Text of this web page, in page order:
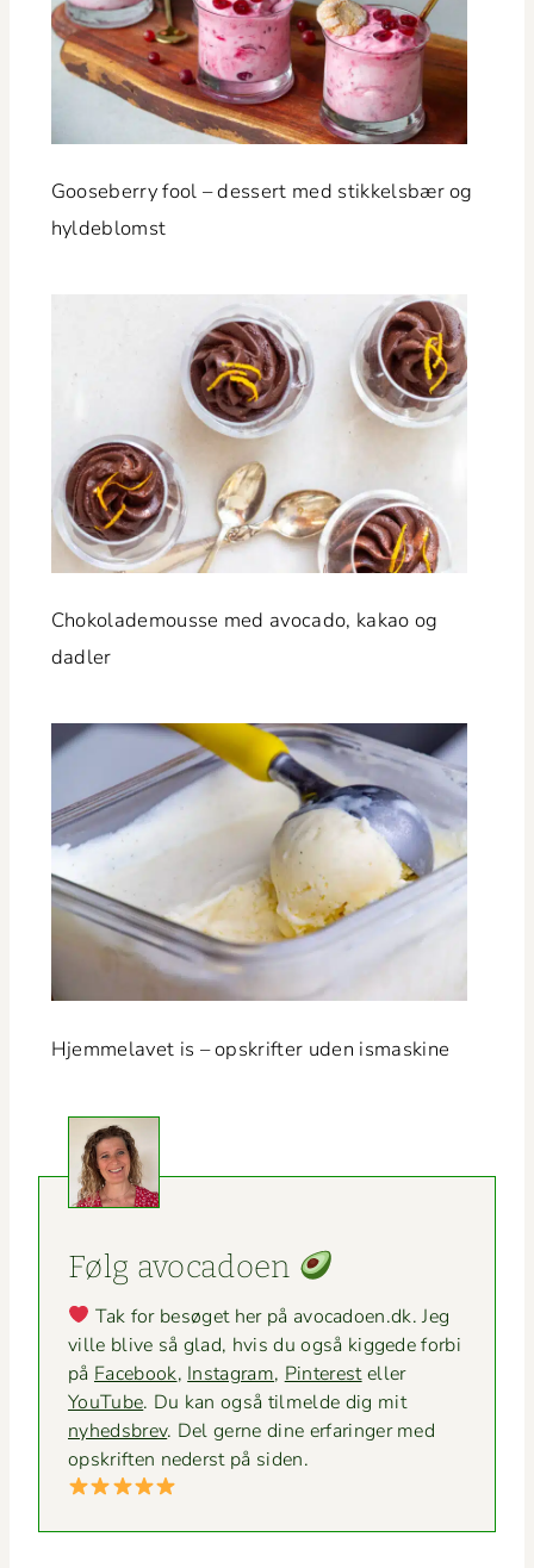
Goose­ber­ry fool – dessert med stikkels­bær og
hyldeblomst
Choko­lade­mousse med avo­ca­do, kakao og
dadler
Hjem­melavet is – opskrifter uden ismaskine
Følg avo­ca­doen
Tak for besøget her på avocadoen.dk. Jeg
ville blive så glad, hvis du også kiggede for­bi
på Face­book, Insta­gram, Pin­ter­esteller
YouTube. Du kan også tilmelde dig mit
nyheds­brev. Del gerne dine erfaringer med
opskriften ned­er­st på siden.